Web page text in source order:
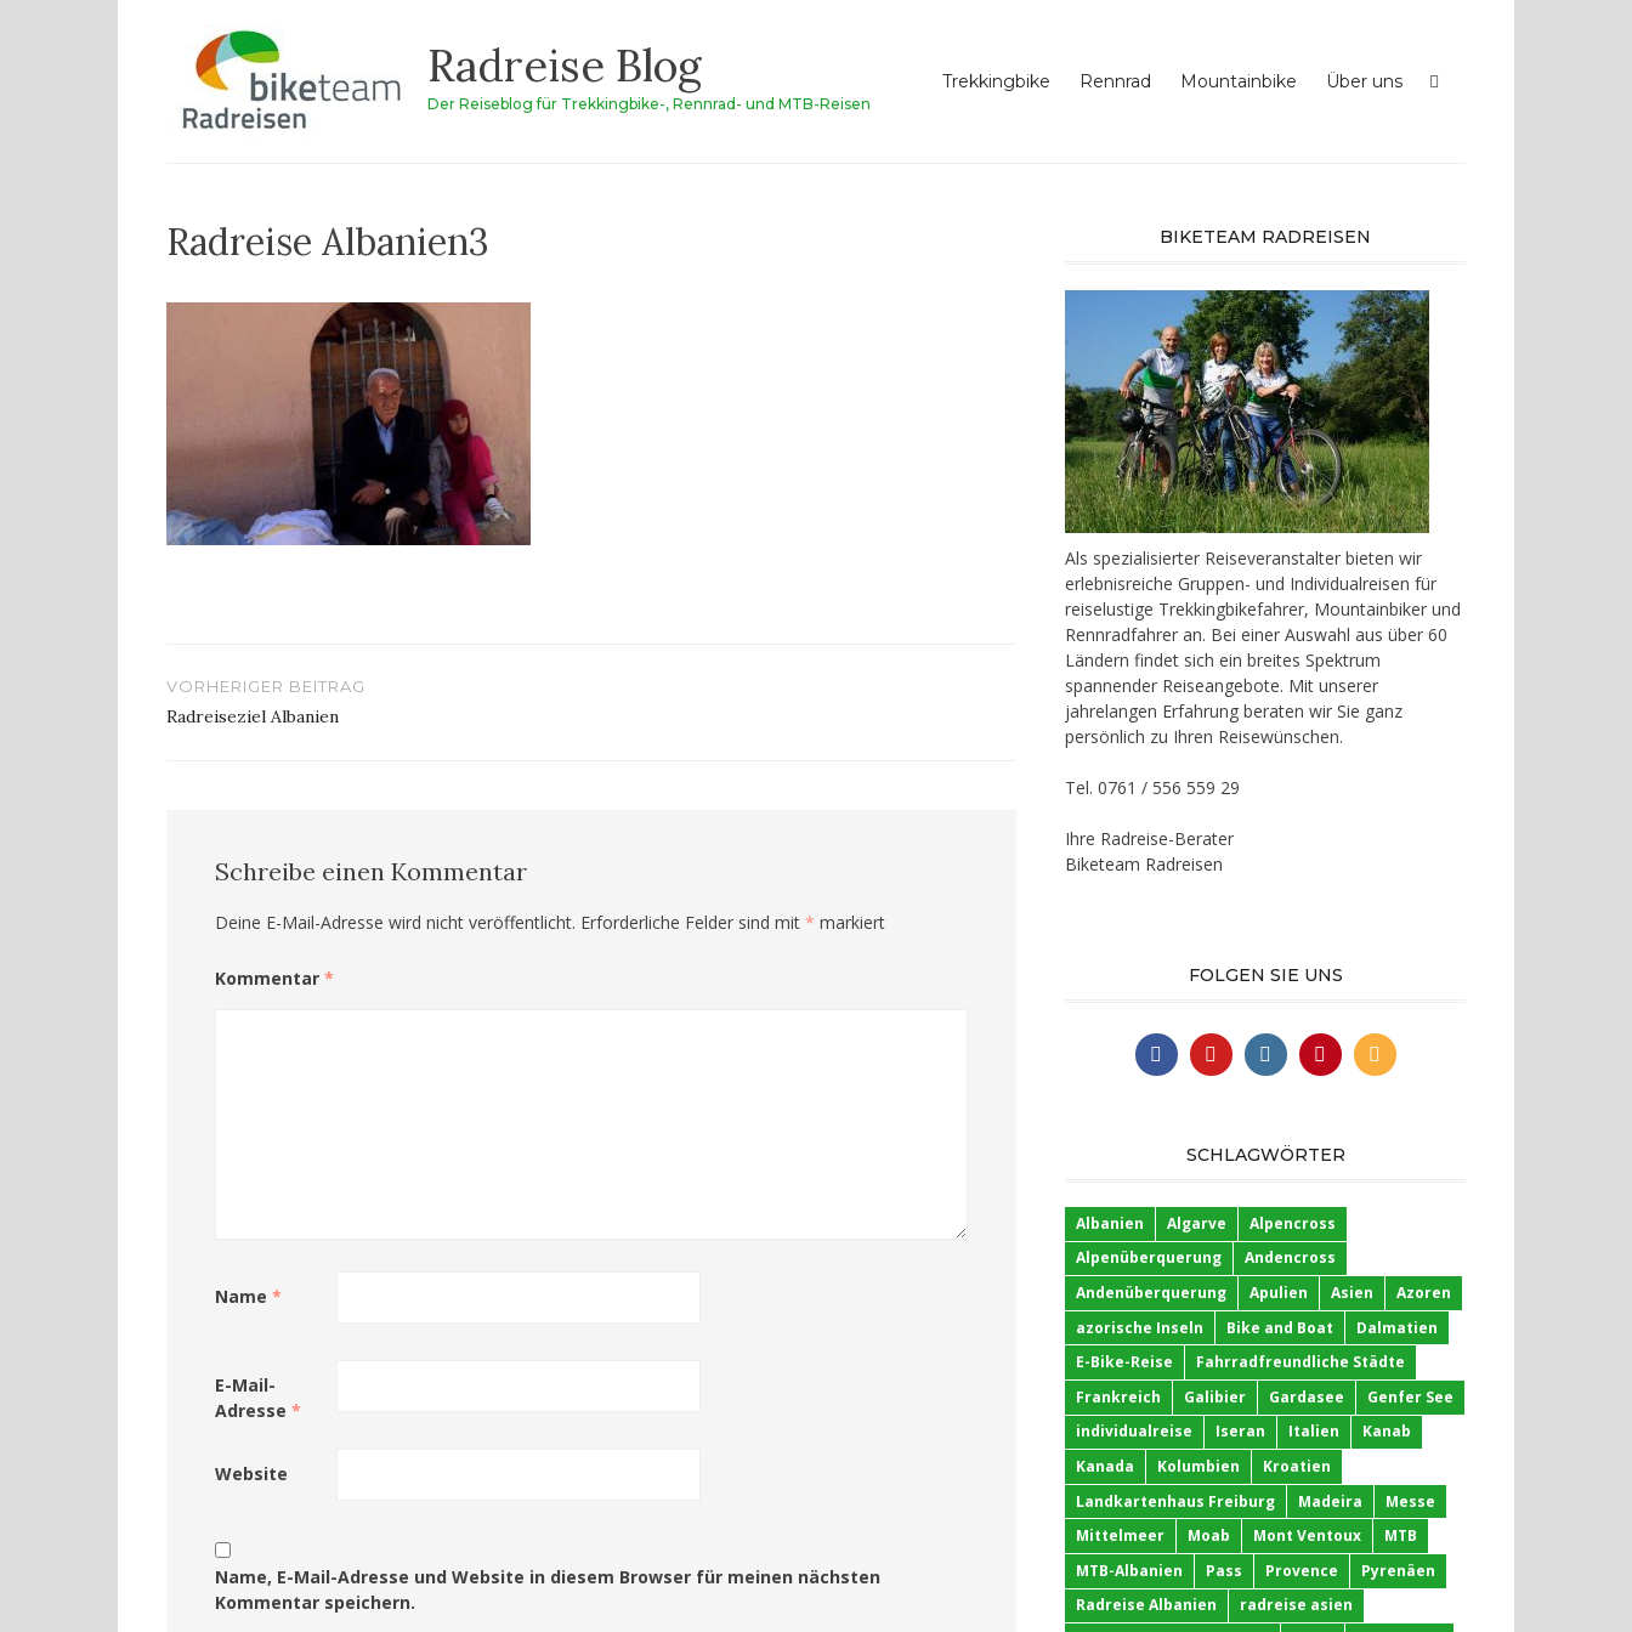
springen
Radreise Blog
Der Reiseblog für Trekkingbike-, Rennrad- und MTB-Reisen
Trekkingbike Rennrad Mountainbike Über uns
Radreise Albanien3
Beitragsnavigation
VORHERIGER BEITRAG
Radreiseziel Albanien
Schreibe einen Kommentar
Deine E-Mail-Adresse wird nicht veröffentlicht. Erforderliche Felder sind mit * markiert
Kommentar *
Name *
E-Mail-
Adresse *
Website
Name, E-Mail-Adresse und Website in diesem Browser für meinen nächsten
Kommentar speichern.
BIKETEAM RADREISEN
Als spezialisierter Reiseveranstalter bieten wir
erlebnisreiche Gruppen- und Individualreisen für
reiselustige Trekkingbikefahrer, Mountainbiker und
Rennradfahrer an. Bei einer Auswahl aus über 60
Ländern findet sich ein breites Spektrum
spannender Reiseangebote. Mit unserer
jahrelangen Erfahrung beraten wir Sie ganz
persönlich zu Ihren Reisewünschen.
Tel. 0761 / 556 559 29
Ihre Radreise-Berater
Biketeam Radreisen
FOLGEN SIE UNS
SCHLAGWÖRTER
Albanien Algarve
Alpencross
Alpenüberquerung
Andencross
Andenüberquerung
Apulien Asien
Azoren
azorische Inseln
Bike and Boat
Dalmatien
E-Bike-Reise
Fahrradfreundliche Städte
Frankreich
Galibier Gardasee
Genfer See
individualreise
Iseran Italien
Kanab
Kanada
Kolumbien
Kroatien
Landkartenhaus Freiburg
Madeira
Messe
Mittelmeer
Moab Mont Ventoux
MTB
MTB-Albanien
Pass Provence
Pyrenäen
Radreise Albanien
radreise asien